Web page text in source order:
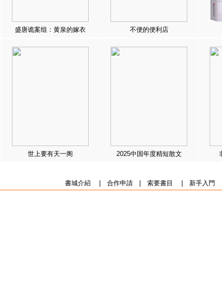
盛唐诡案组：黄泉的嫁衣 不便的便利店
世上要有天一阁 2025中国年度精短散文
書城介紹 合作申請| 索要書目 新手入門